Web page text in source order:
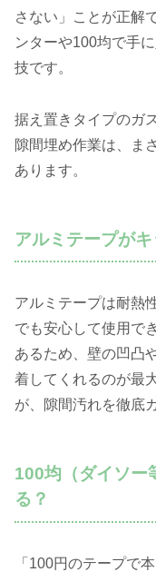
さない」ことが正解
ンターや100均で手
技です。
据え置きタイプのガ
隙間埋め作業は、ま
あります。
アルミテープが
アルミテープは耐熱
でも安心して使用で
あるため、壁の凹凸
着してくれるのが最
が、隙間汚れを徹底
100均（ダイソー
る？
「100円のテープで